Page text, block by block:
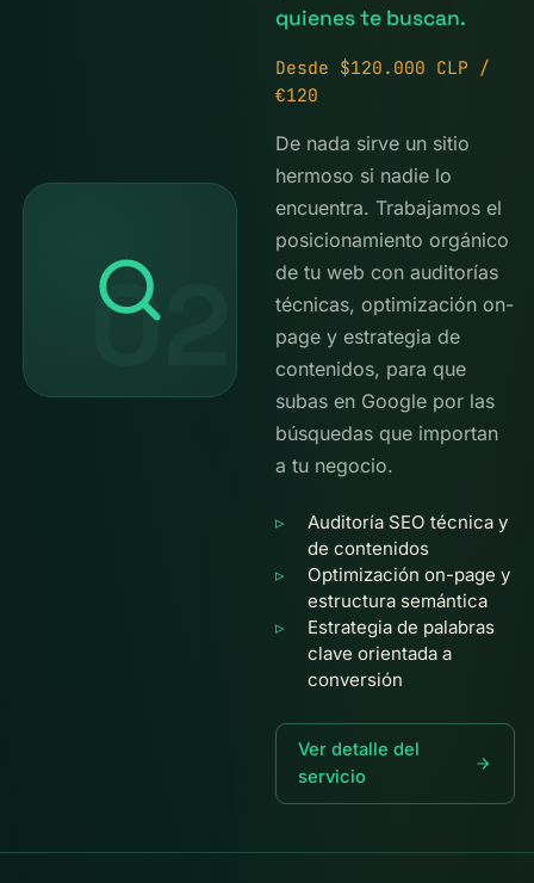
quienes te buscan.
Desde $120.000 CLP /
€120
De nada sirve un sitio
hermoso si nadie lo
encuentra. Trabajamos el
posicionamiento orgánico
de tu web con auditorías
técnicas, optimización on-
page y estrategia de
contenidos, para que
subas en Google por las
búsquedas que importan
a tu negocio.
Auditoría SEO técnica y
de contenidos
Optimización on-page y
estructura semántica
Estrategia de palabras
clave orientada a
conversión
Ver detalle del
servicio
02